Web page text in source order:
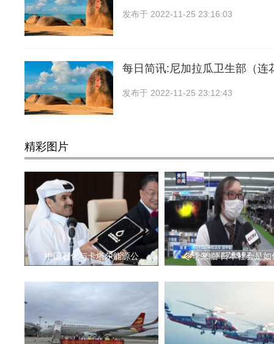
发布于 2022-11-25 23:16:03
每日简讯:尼加拉瓜卫生部（连
发布于 2022-11-25 23:12:43
精彩图片
中国石化与卡塔尔能源公 冬季来临 日本社会是如